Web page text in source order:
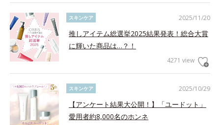
2025/11/20
スキンケア
推しアイテム総選挙2025結果発表！総合大賞
に輝いた商品は…？！
4271 view
2025/10/29
スキンケア
【アンケート結果大公開！】「ユードット」
愛用者約8,000名のホンネ